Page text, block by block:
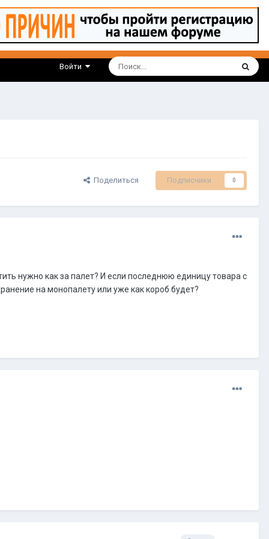
Войти
Поделиться Подписчики 0
нужно как за палет? И если последнюю единицу товара с
на монопалету или уже как короб будет?